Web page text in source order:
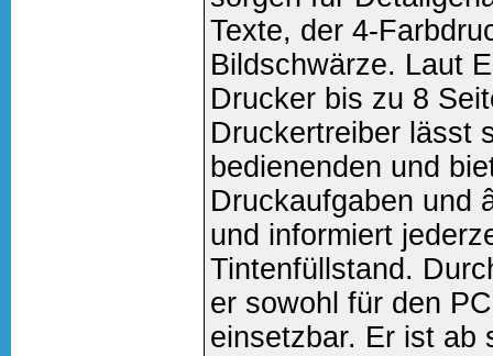
Texte, der 4-
Bildschwärze. Laut
Drucker bis zu 8
Druckertreiber lässt
bedienenden und
Druckaufgaben und
und informiert
Tintenfüllstand.
er sowohl für den
einsetzbar. Er ist ab